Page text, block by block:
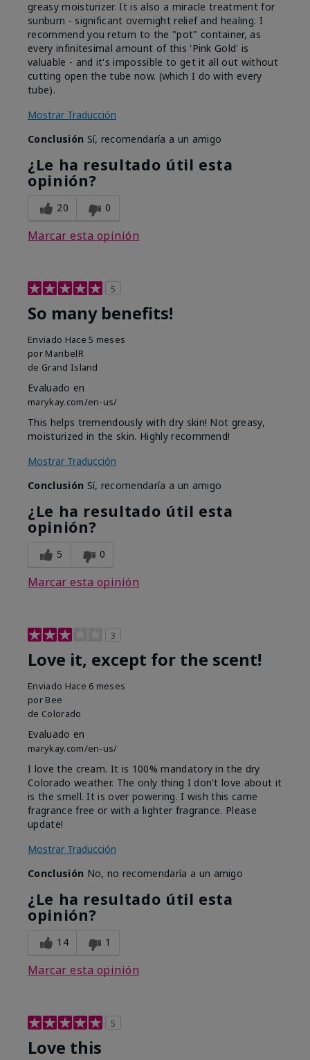
greasy moisturizer. It is also a miracle treatment for
sunburn - significant overnight relief and healing. I
recommend you return to the "pot" container, as
every infinitesimal amount of this 'Pink Gold' is
valuable - and it's impossible to get it all out without
cutting open the tube now. (which I do with every
tube).
Mostrar Traducción
Conclusión Sí, recomendaría a un amigo
¿Le ha resultado útil esta
opinión?
20 0
Marcar esta opinión
5
So many benefits!
Enviado Hace 5 meses
por MaribelR
de Grand Island
Evaluado en
marykay.com/en-us/
This helps tremendously with dry skin! Not greasy,
moisturized in the skin. Highly recommend!
Mostrar Traducción
Conclusión Sí, recomendaría a un amigo
¿Le ha resultado útil esta
opinión?
5 0
Marcar esta opinión
3
Love it, except for the scent!
Enviado Hace 6 meses
por Bee
de Colorado
Evaluado en
marykay.com/en-us/
I love the cream. It is 100% mandatory in the dry
Colorado weather. The only thing I don't love about it
is the smell. It is over powering. I wish this came
fragrance free or with a lighter fragrance. Please
update!
Mostrar Traducción
Conclusión No, no recomendaría a un amigo
¿Le ha resultado útil esta
opinión?
14 1
Marcar esta opinión
5
Love this